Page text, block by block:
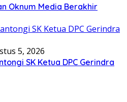
Oknum Media Berakhir
5, 2026
SK Ketua DPC Gerindra